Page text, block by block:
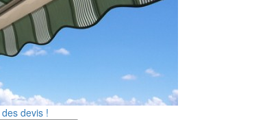
des devis !